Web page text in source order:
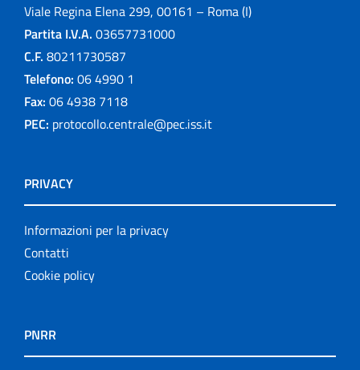
Viale Regina Elena 299, 00161 – Roma (I)
Partita I.V.A. 03657731000
C.F. 80211730587
Telefono: 06 4990 1
Fax: 06 4938 7118
PEC: protocollo.centrale@pec.iss.it
PRIVACY
Informazioni per la privacy
Contatti
Cookie policy
PNRR